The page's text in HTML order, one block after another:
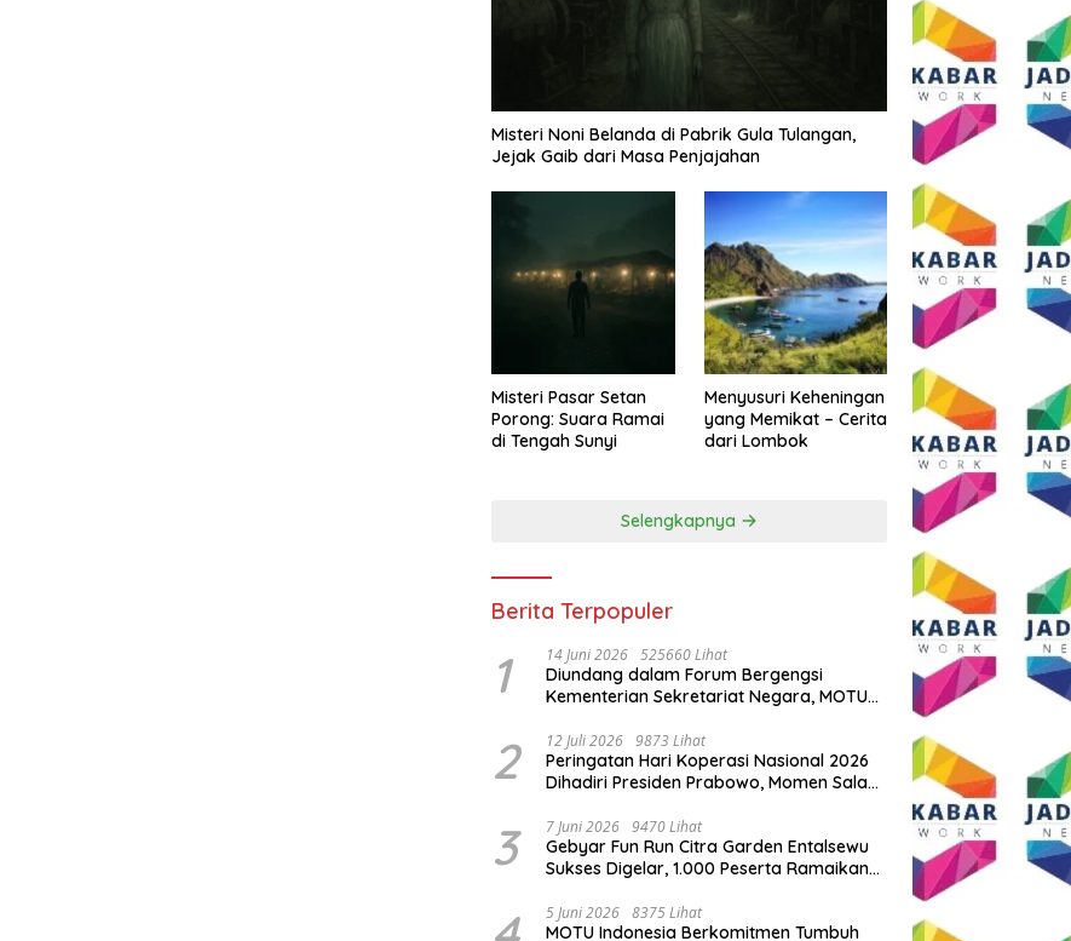
Misteri Noni Belanda di Pabrik Gula Tulangan,
Jejak Gaib dari Masa Penjajahan
Misteri Pasar Setan
Porong: Suara Ramai
di Tengah Sunyi
Menyusuri Keheningan
yang Memikat – Cerita
dari Lombok
Selengkapnya
Berita Terpopuler
1 14 Juni 2026 525660 Lihat
Diundang dalam Forum Bergengsi
Kementerian Sekretariat Negara, MOTU
Indonesia
2 12 Juli 2026 9873 Lihat
Peringatan Hari Koperasi Nasional 2026
Dihadiri Presiden Prabowo, Momen Salam
3 7 Juni 2026 9470 Lihat
Gebyar Fun Run Citra Garden Entalsewu
Sukses Digelar, 1.000 Peserta Ramaikan
5 Juni 2026 8375 Lihat
MOTU Indonesia Berkomitmen Tumbuh